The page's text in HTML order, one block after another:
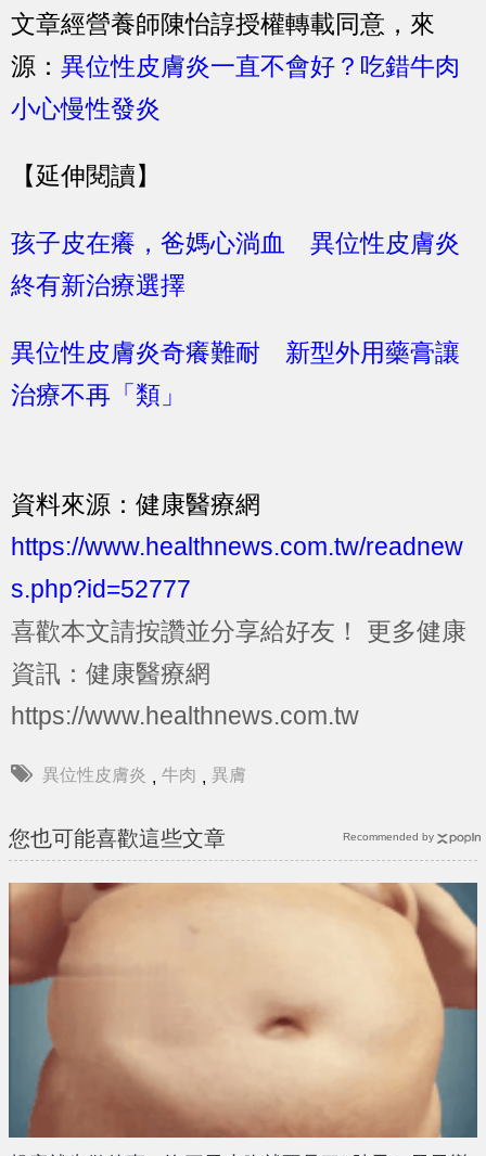
文章經營養師陳怡諄授權轉載同意，來
源： 異位性皮膚炎一直不會好？吃錯牛肉
小心慢性發炎
【延伸閱讀】
孩子皮在癢，爸媽心淌血 異位性皮膚炎
終有新治療選擇
異位性皮膚炎奇癢難耐 新型外用藥膏讓
治療不再「類」
資料來源：健康醫療網
https://www.healthnews.com.tw/readnew
s.php?id=52777
喜歡本文請按讚並分享給好友！
更多健康
資訊：健康醫療網
https://www.healthnews.com.tw
異位性皮膚炎 , 牛肉 , 異膚
您也可能喜歡這些文章 Recommended by